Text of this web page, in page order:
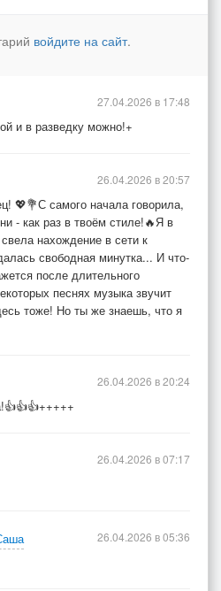
войдите на сайт.
и в разведку можно!+
27.04.2026 в 17:48
💖💐С самого начала говорила,
- как раз в твоём стиле!🔥Я в
нахождение в сети к
свободная минутка... И что-
после длительного
песнях музыка звучит
тоже! Но ты же знаешь, что я
26.04.2026 в 20:57
26.04.2026 в 20:24
26.04.2026 в 07:17
26.04.2026 в 05:36